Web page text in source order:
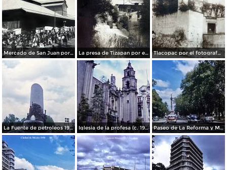
Mercado de San Juan por el fotografo Felix Miret La presa de Tizapan por el fotografo Fernando Kososky. ( Circulada el 22 de Diembre de 1910 ). Tlacopac por el fotografo Hugo Brehme.
La Fuente de petroleos 1950. Iglesia de la profesa (c. 1950) Paseo de La Reforma y Mto a La Independencia 1950